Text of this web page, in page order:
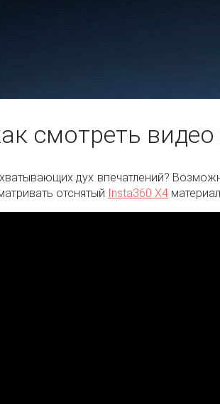
смотреть
дух впечатлений?
отснятый Insta360 X4